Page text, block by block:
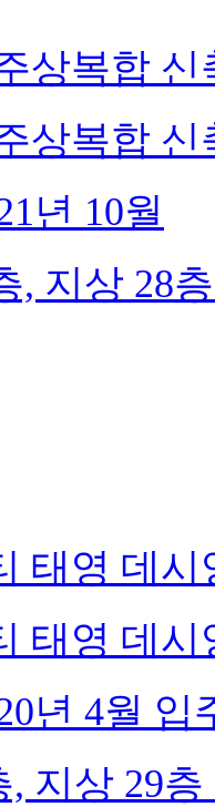
상복합 신
상복합 신
년 10월
, 지상 28
태영 데
태영 데
년 4월 입
, 지상 29